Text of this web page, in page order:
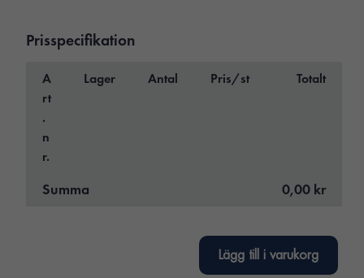
Prisspecifikation
A
rt
.
n
r.
Lager Antal Pris/st Totalt
Summa 0,00 kr
Lägg till i varukorg